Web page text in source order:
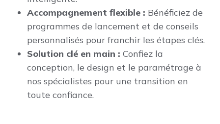
Accompagnement flexible : Bénéficiez de
programmes de lancement et de conseils
personnalisés pour franchir les étapes clés.
Solution clé en main : Confiez la
conception, le design et le paramétrage à
nos spécialistes pour une transition en
toute confiance.